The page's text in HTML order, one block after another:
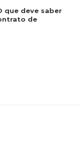
que deve saber
de